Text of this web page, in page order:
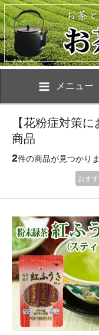
メニュー
【花粉症対策
商品
2件の商品が見つかり
おす